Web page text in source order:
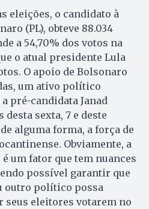
eleições, o candidato à
(PL), obteve 88.034
a 54,70% dos votos na
o atual presidente Lula
O apoio de Bolsonaro
um ativo político
pré-candidata Janad
desta sexta, 7 e deste
alguma forma, a força de
Obviamente, a
um fator que tem nuances
possível garantir que
outro político possa
seus eleitores votarem no